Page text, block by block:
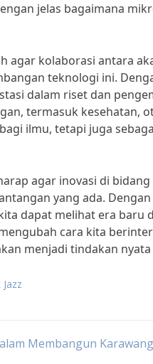
jelas bagaimana
agar kolaborasi antara
teknologi ini.
dalam riset dan
termasuk kesehatan,
ilmu, tetapi juga
agar inovasi di
yang ada.
dapat melihat era
cara kita
menjadi tindakan
Membangun